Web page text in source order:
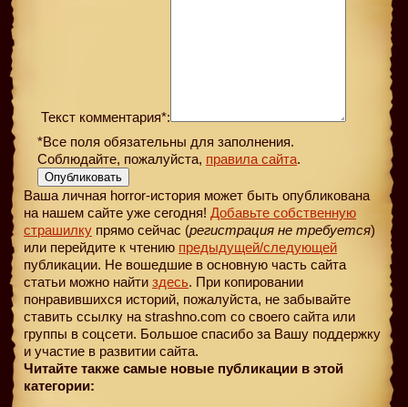
Текст комментария*:
*Все поля обязательны для заполнения.
Соблюдайте, пожалуйста, правила сайта.
Опубликовать
Ваша личная horror-история может быть опубликована
на нашем сайте уже сегодня! Добавьте собственную
страшилку прямо сейчас (регистрация не требуется)
или перейдите к чтению предыдущей/следующей
публикации. Не вошедшие в основную часть сайта
статьи можно найти здесь. При копировании
понравившихся историй, пожалуйста, не забывайте
ставить ссылку на strashno.com со своего сайта или
группы в соцсети. Большое спасибо за Вашу поддержку
и участие в развитии сайта.
Читайте также самые новые публикации в этой
категории: